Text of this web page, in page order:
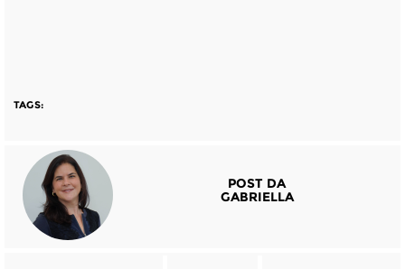
TAGS:
POST DA
GABRIELLA